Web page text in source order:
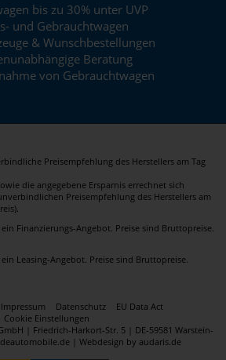
bis zu 30% unter UVP
und Gebrauchtwagen
& Wunschbestellungen
Beratung
von Gebrauchtwagen
Preisempfehlung des Herstellers am Tag
die angegebene Ersparnis errechnet sich
Preisempfehlung des Herstellers am
Finanzierungs-Angebot. Preise sind Bruttopreise.
Leasing-Angebot. Preise sind Bruttopreise.
Impressum Datenschutz
EU Data Act
Cookie Einstellungen
| Friedrich-Harkort-Str. 5 | DE-59581 Warstein-
| Webdesign by audaris.de